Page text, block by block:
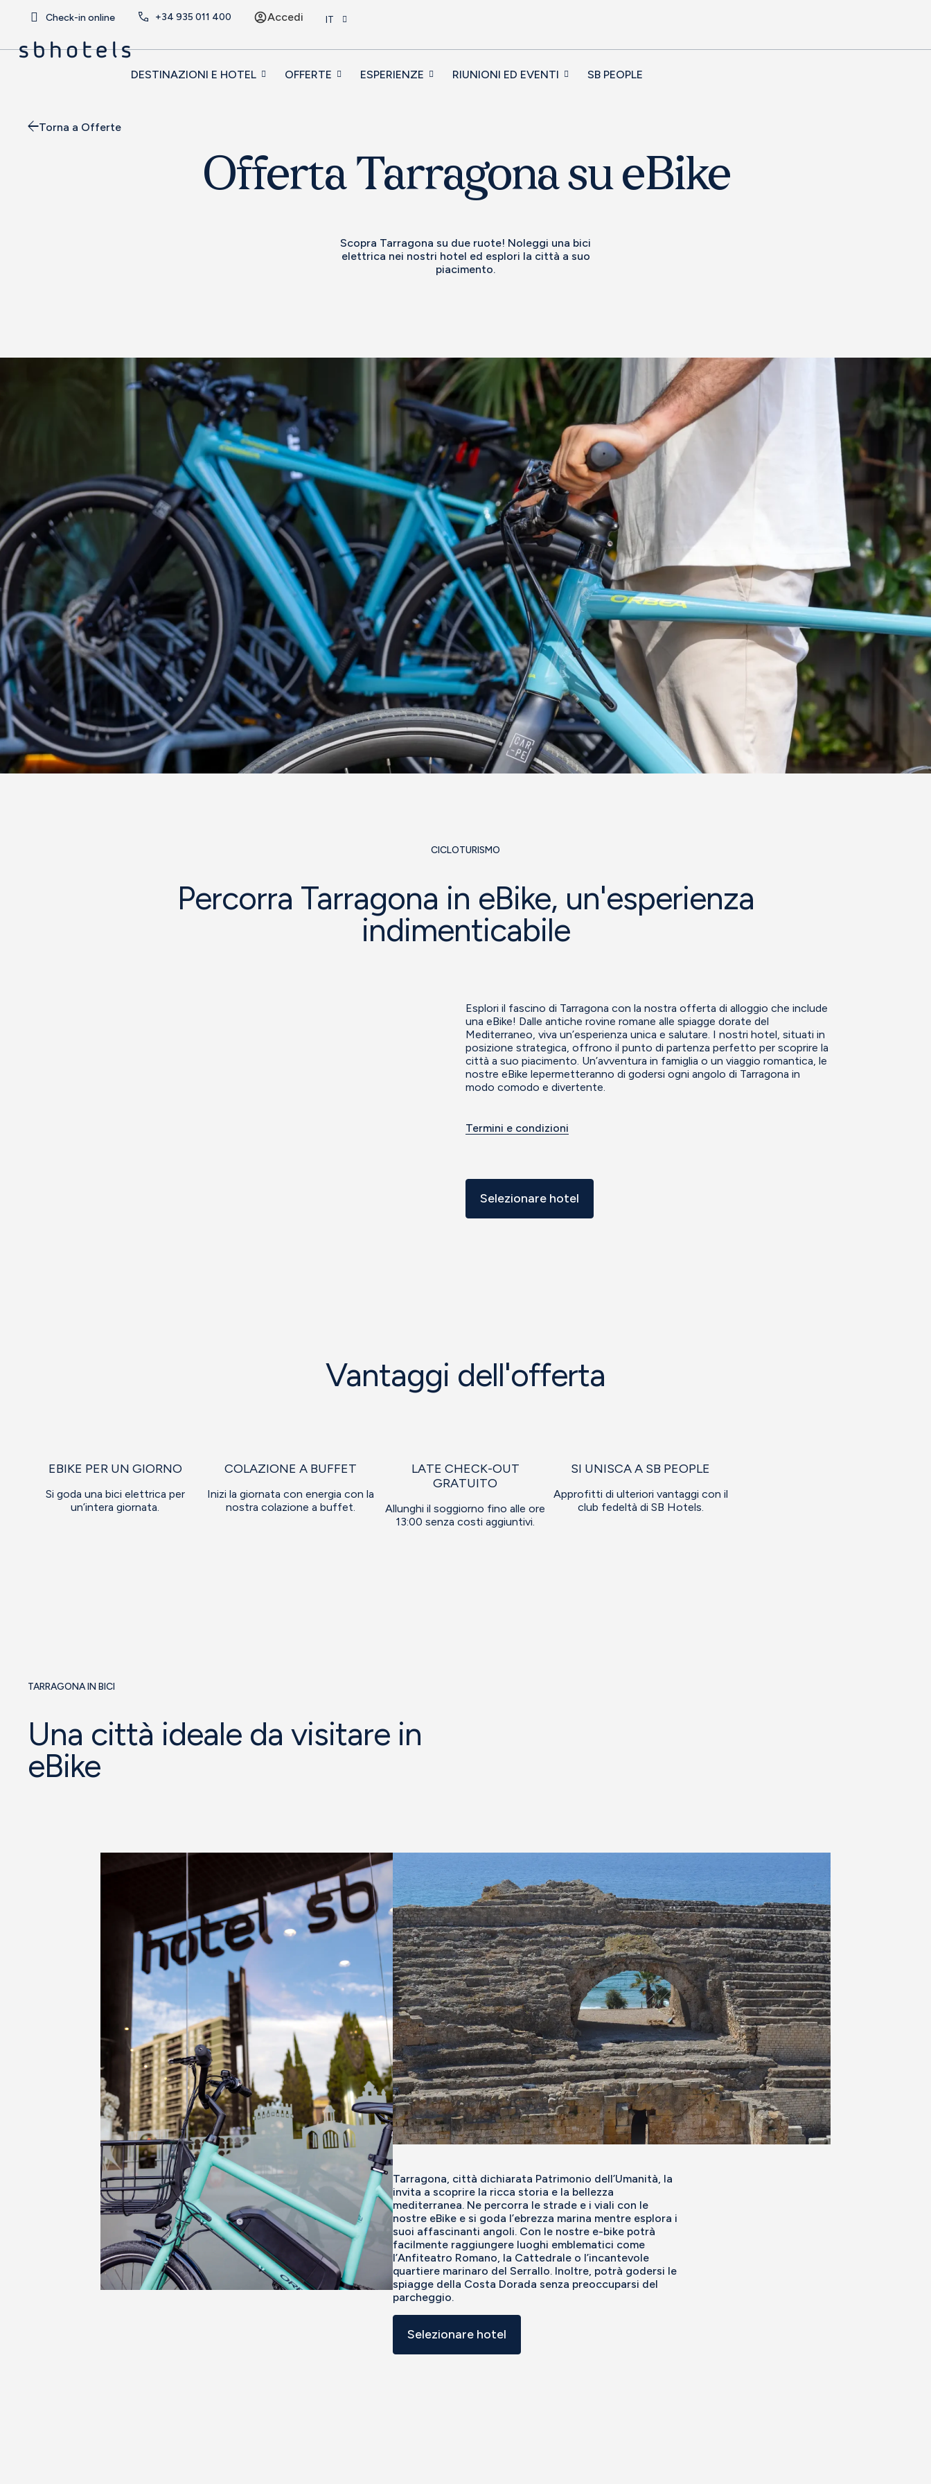
Check-in online +34 935 011 400 Accedi IT
DESTINAZIONI E HOTEL OFFERTE ESPERIENZE RIUNIONI ED EVENTI SB PEOPLE
Torna a Offerte
Offerta Tarragona su eBike
Scopra Tarragona su due ruote! Noleggi una bici
elettrica nei nostri hotel ed esplori la città a suo
piacimento.
CICLOTURISMO
Percorra Tarragona in eBike, un'esperienza
indimenticabile
Esplori il fascino di Tarragona con la nostra offerta di alloggio che include
una eBike! Dalle antiche rovine romane alle spiagge dorate del
Mediterraneo, viva un’esperienza unica e salutare. I nostri hotel, situati in
posizione strategica, offrono il punto di partenza perfetto per scoprire la
città a suo piacimento. Un’avventura in famiglia o un viaggio romantica, le
nostre eBike lepermetteranno di godersi ogni angolo di Tarragona in
modo comodo e divertente.
Termini e condizioni
Selezionare hotel
Vantaggi dell'offerta
EBIKE PER UN GIORNO
Si goda una bici elettrica per
un’intera giornata.
COLAZIONE A BUFFET
Inizi la giornata con energia con la
nostra colazione a buffet.
LATE CHECK-OUT
GRATUITO
Allunghi il soggiorno fino alle ore
13:00 senza costi aggiuntivi.
SI UNISCA A SB PEOPLE
Approfitti di ulteriori vantaggi con il
club fedeltà di SB Hotels.
TARRAGONA IN BICI
Una città ideale da visitare in
eBike
Tarragona, città dichiarata Patrimonio dell’Umanità, la
invita a scoprire la ricca storia e la bellezza
mediterranea. Ne percorra le strade e i viali con le
nostre eBike e si goda l’ebrezza marina mentre esplora i
suoi affascinanti angoli. Con le nostre e-bike potrà
facilmente raggiungere luoghi emblematici come
l’Anfiteatro Romano, la Cattedrale o l’incantevole
quartiere marinaro del Serrallo. Inoltre, potrà godersi le
spiagge della Costa Dorada senza preoccuparsi del
parcheggio.
Selezionare hotel